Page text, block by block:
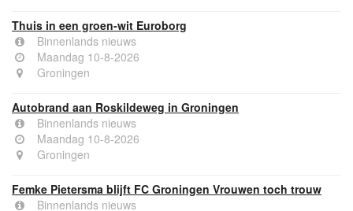
Thuis in een groen-wit Euroborg
Binnenlands nieuws
Maandag 10-8-2026
Groningen
Autobrand aan Roskildeweg in Groningen
Binnenlands nieuws
Maandag 10-8-2026
Groningen
Femke Pietersma blijft FC Groningen Vrouwen toch trouw
Binnenlands nieuws